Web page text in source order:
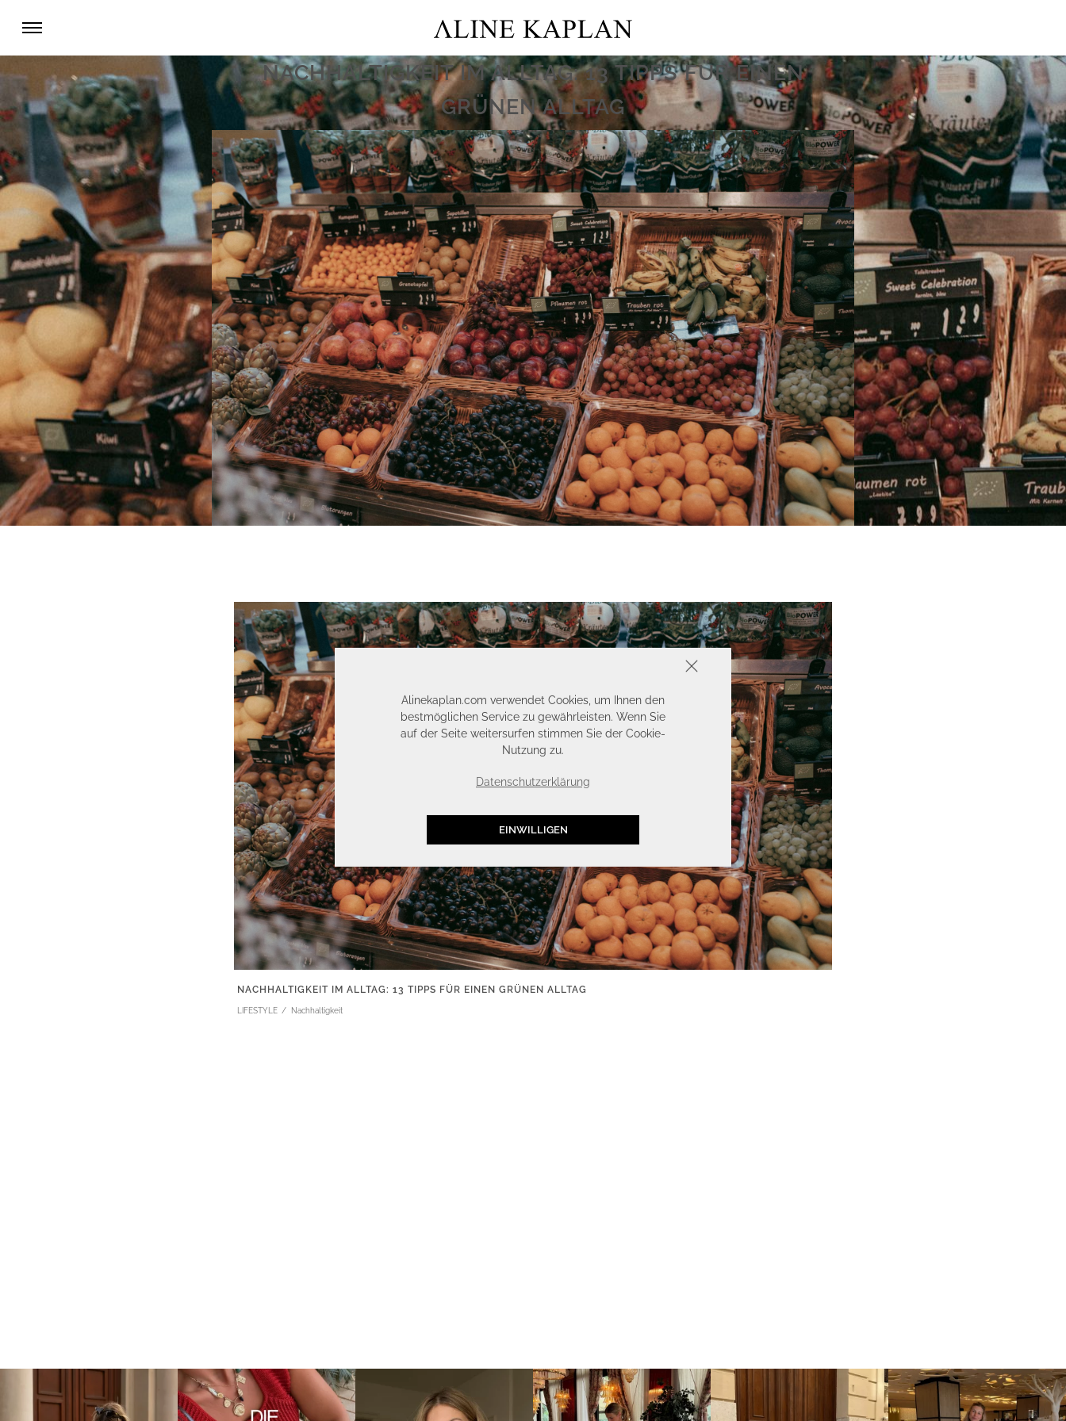
NACHHALTIGKEIT IM ALLTAG: 13 TIPPS FÜR EINEN
GRÜNEN ALLTAG
NACHHALTIGKEIT IM ALLTAG: 13 TIPPS FÜR EINEN GRÜNEN ALLTAG
LIFESTYLE Nachhaltigkeit
Alinekaplan.com verwendet Cookies, um Ihnen den
bestmöglichen Service zu gewährleisten. Wenn Sie
auf der Seite weitersurfen stimmen Sie der Cookie-
Nutzung zu.
Datenschutzerklärung
EINWILLIGEN